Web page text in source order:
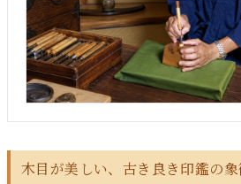
木目が美しい、古き良き印鑑の象